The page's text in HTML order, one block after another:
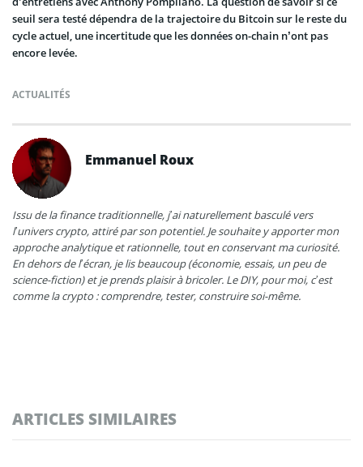
seuil sera testé dépendra de la trajectoire du Bitcoin sur le reste du
cycle actuel, une incertitude que les données on-chain n’ont pas
encore levée.
ACTUALITÉS
Emmanuel Roux
Issu de la finance traditionnelle, j’ai naturellement basculé vers
l’univers crypto, attiré par son potentiel. Je souhaite y apporter mon
approche analytique et rationnelle, tout en conservant ma curiosité.
En dehors de l’écran, je lis beaucoup (économie, essais, un peu de
science-fiction) et je prends plaisir à bricoler. Le DIY, pour moi, c’est
comme la crypto : comprendre, tester, construire soi-même.
ARTICLES SIMILAIRES